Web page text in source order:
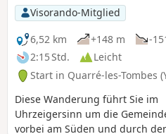
Visorando-Mitglied
6,52 km
+148 m
-
2:15 Std.
Leicht
Start in Quarré-les-Tombes
Diese Wanderung führt Sie im
Uhrzeigersinn um die
vorbei am Süden und durch